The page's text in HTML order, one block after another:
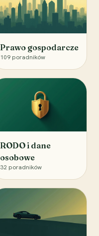
Prawo gospodarcze
109 poradników
RODO i dane
osobowe
32 poradników